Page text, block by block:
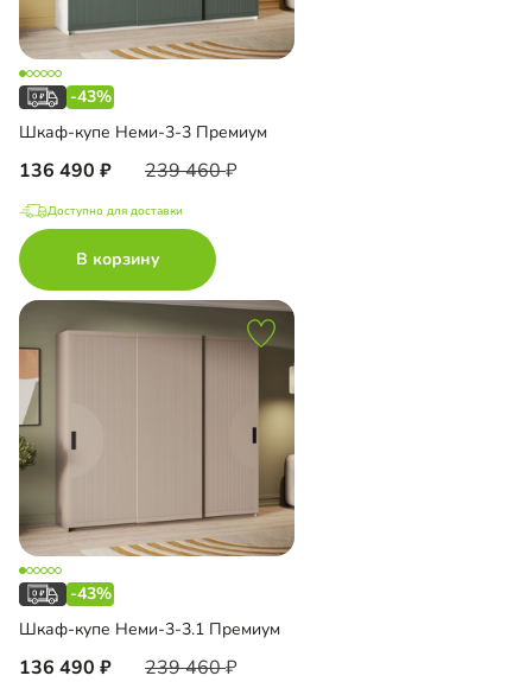
-43%
Шкаф-купе Неми-3-3 Премиум
136 490 239 460
Доступно для доставки
В корзину
-43%
Шкаф-купе Неми-3-3.1 Премиум
136 490 239 460